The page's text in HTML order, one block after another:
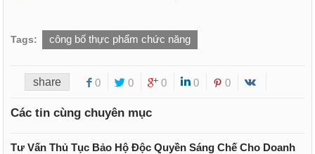
Tags: công bố thực phẩm chức năng
share 0 0 0 0 0
Các tin cùng chuyên mục
Tư Vấn Thủ Tục Bảo Hộ Độc Quyền Sáng Chế Cho Doanh